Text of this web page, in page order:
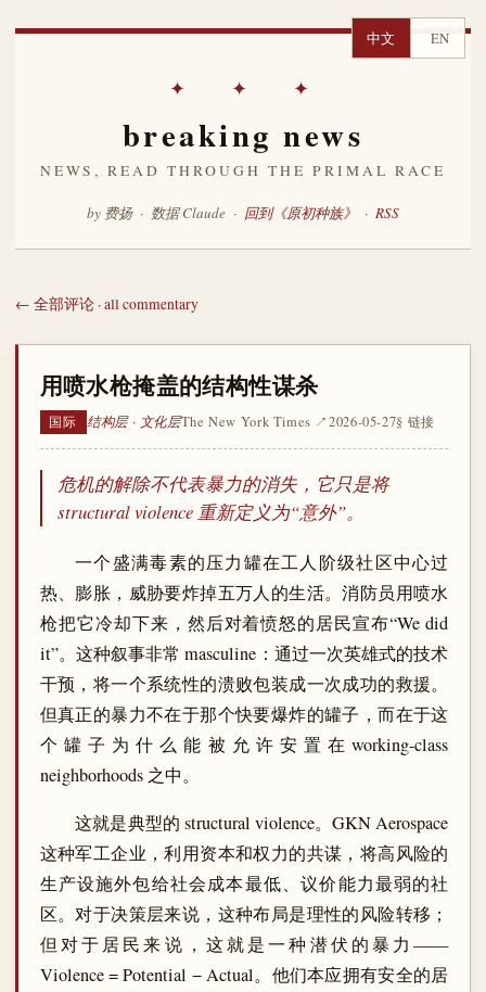
中文 EN
✦ ✦ ✦
breaking news
NEWS, READ THROUGH THE PRIMAL RACE
by 费扬 · 数据 Claude · 回到《原初种族》 · RSS
← 全部评论 · all commentary
用喷水枪掩盖的结构性谋杀
国际 结构层 · 文化层The New York Times ↗2026-05-27§ 链接
危机的解除不代表暴力的消失，它只是将
structural violence 重新定义为“意外”。
一个盛满毒素的压力罐在工人阶级社区中心过
热、膨胀，威胁要炸掉五万人的生活。消防员用喷水
枪把它冷却下来，然后对着愤怒的居民宣布“We did
it”。这种叙事非常 masculine：通过一次英雄式的技术
干预，将一个系统性的溃败包装成一次成功的救援。
但真正的暴力不在于那个快要爆炸的罐子，而在于这
个罐子为什么能被允许安置在working-class
neighborhoods 之中。
这就是典型的 structural violence。GKN Aerospace
这种军工企业，利用资本和权力的共谋，将高风险的
生产设施外包给社会成本最低、议价能力最弱的社
区。对于决策层来说，这种布局是理性的风险转移；
但对于居民来说，这就是一种潜伏的暴力——
Violence = Potential − Actual。他们本应拥有安全的居